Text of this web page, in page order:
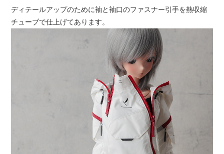
ディテールアップのために袖と袖口のファスナー引手を熱収縮
チューブで仕上げてあります。